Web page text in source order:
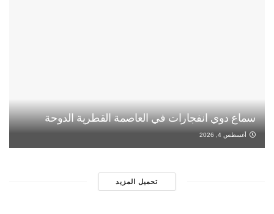
سماع دوي انفجارات في العاصمة القطرية الدوحة
أغسطس 4, 2026
تحميل المزيد